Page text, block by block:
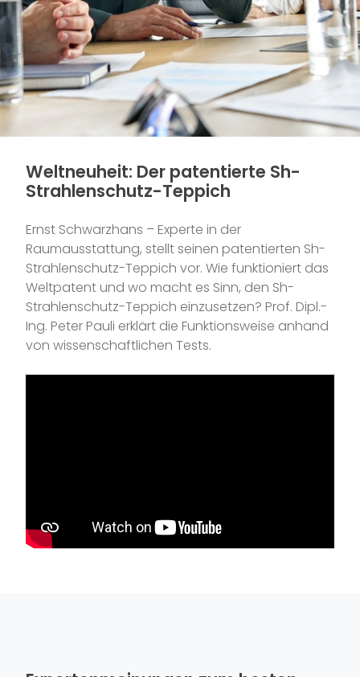
Weltneuheit: Der patentierte Sh-
Strahlenschutz-Teppich
Ernst Schwarzhans – Experte in der
Raumausstattung, stellt seinen patentierten Sh-
Strahlenschutz-Teppich vor. Wie funktioniert das
Weltpatent und wo macht es Sinn, den Sh-
Strahlenschutz-Teppich einzusetzen? Prof. Dipl.-
Ing. Peter Pauli erklärt die Funktionsweise anhand
von wissenschaftlichen Tests.